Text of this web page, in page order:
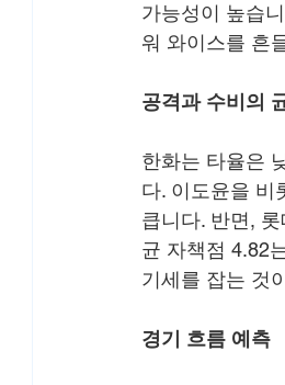
가능성이 높습
워 와이스를 흔
공격과 수비의
한화는 타율은
다. 이도윤을 비
큽니다. 반면,
균 자책점 4.82
기세를 잡는 것
경기 흐름 예측